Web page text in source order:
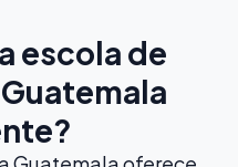
escola de